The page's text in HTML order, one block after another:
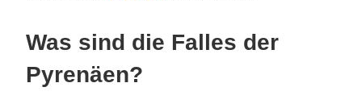
Was sind die Falles der
Pyrenäen?